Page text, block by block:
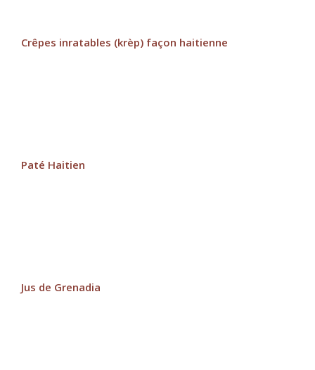
Crêpes inratables (krèp) façon haitienne
Paté Haitien
Jus de Grenadia